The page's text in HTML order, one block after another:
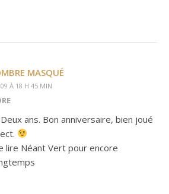
MASQUÉ
À 18 H 45 MIN
ans. Bon anniversaire, bien joué
lire Néant Vert pour encore